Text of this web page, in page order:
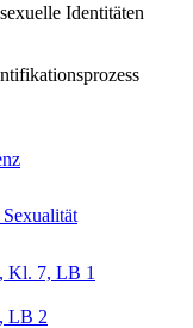
Identitäten
Kl. 7, LB 1
LB 2